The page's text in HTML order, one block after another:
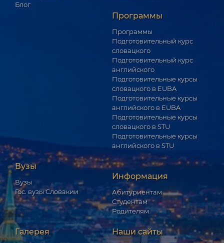
Блог
Программы
Программы
Подготовительный курс
словацкого
Подготовительный курс
английского
Подготовительные курсы
словацкого в EUBA
Подготовительные курсы
английского в EUBA
Подготовительные курсы
словацкого в STU
Подготовительные курсы
английского в STU
Вузы
Вузы
Гос. вузы Словакии
Информация
Абитуриентам
Студентам
Родителям
Галерея Наши сайты